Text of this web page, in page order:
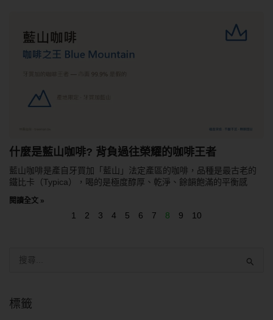
什麼是藍山咖啡? 背負過往榮耀的咖啡王者
藍山咖啡是產自牙買加「藍山」法定產區的咖啡，品種是最古老的
鐵比卡（Typica），喝的是極度醇厚、乾淨、餘韻飽滿的平衡感
閱讀全文 »
1 2 3 4 5 6 7 8 9 10
標籤